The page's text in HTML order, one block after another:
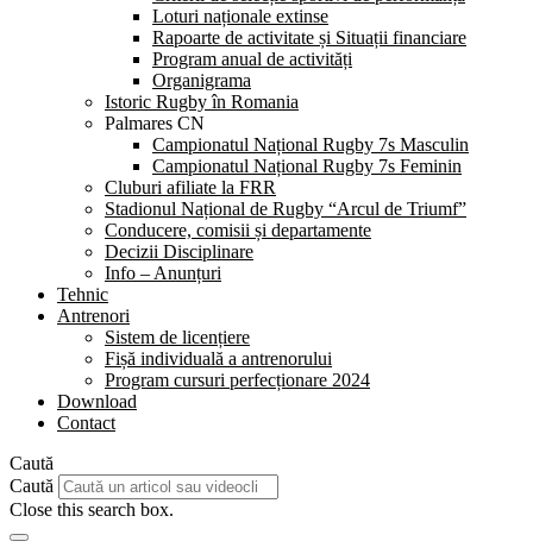
Loturi naționale extinse
Rapoarte de activitate și Situații financiare
Program anual de activități
Organigrama
Istoric Rugby în Romania
Palmares CN
Campionatul Național Rugby 7s Masculin
Campionatul Național Rugby 7s Feminin
Cluburi afiliate la FRR
Stadionul Național de Rugby “Arcul de Triumf”
Conducere, comisii și departamente
Decizii Disciplinare
Info – Anunțuri
Tehnic
Antrenori
Sistem de licențiere
Fișă individuală a antrenorului
Program cursuri perfecționare 2024
Download
Contact
Caută
Caută
Close this search box.